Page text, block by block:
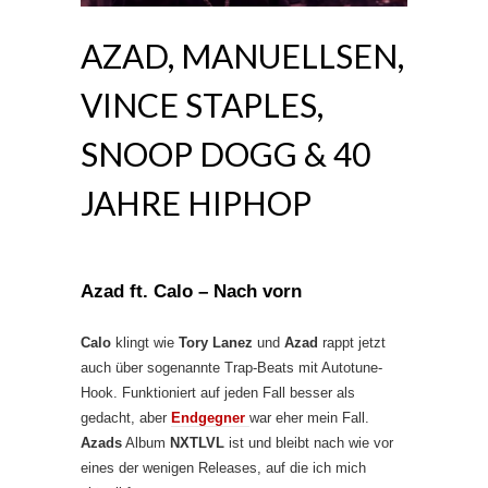
AZAD, MANUELLSEN,
VINCE STAPLES,
SNOOP DOGG & 40
JAHRE HIPHOP
Azad ft. Calo – Nach vorn
Calo klingt wie Tory Lanez und Azad rappt jetzt
auch über sogenannte Trap-Beats mit Autotune-
Hook. Funktioniert auf jeden Fall besser als
gedacht, aber Endgegner war eher mein Fall.
Azads Album NXTLVL ist und bleibt nach wie vor
eines der wenigen Releases, auf die ich mich